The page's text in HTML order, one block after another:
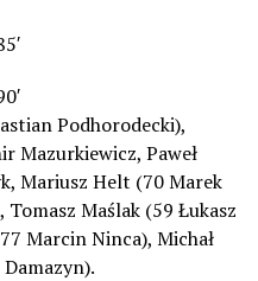
Podhorodecki),
Mazurkiewicz, Paweł
Mariusz Helt (70 Marek
Tomasz Maślak (59 Łukasz
Marcin Ninca), Michał